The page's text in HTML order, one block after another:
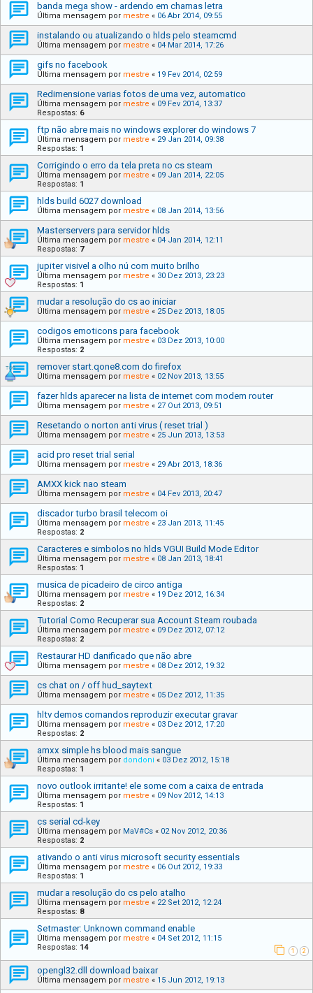
banda mega show - ardendo em chamas letra
Última mensagem por mestre « 06 Abr 2014, 09:55
instalando ou atualizando o hlds pelo steamcmd
Última mensagem por mestre « 04 Mar 2014, 17:26
gifs no facebook
Última mensagem por mestre « 19 Fev 2014, 02:59
Redimensione varias fotos de uma vez, automatico
Última mensagem por mestre « 09 Fev 2014, 13:37
Respostas: 6
ftp não abre mais no windows explorer do windows 7
Última mensagem por mestre « 29 Jan 2014, 09:38
Respostas: 1
Corrigindo o erro da tela preta no cs steam
Última mensagem por mestre « 09 Jan 2014, 22:05
Respostas: 1
hlds build 6027 download
Última mensagem por mestre « 08 Jan 2014, 13:56
Masterservers para servidor hlds
Última mensagem por mestre « 04 Jan 2014, 12:11
Respostas: 7
jupiter visivel a olho nú com muito brilho
Última mensagem por mestre « 30 Dez 2013, 23:23
Respostas: 1
mudar a resolução do cs ao iniciar
Última mensagem por mestre « 25 Dez 2013, 18:05
codigos emoticons para facebook
Última mensagem por mestre « 03 Dez 2013, 10:00
Respostas: 2
remover start.qone8.com do firefox
Última mensagem por mestre « 02 Nov 2013, 13:55
fazer hlds aparecer na lista de internet com modem router
Última mensagem por mestre « 27 Out 2013, 09:51
Resetando o norton anti virus ( reset trial )
Última mensagem por mestre « 25 Jun 2013, 13:53
acid pro reset trial serial
Última mensagem por mestre « 29 Abr 2013, 18:36
AMXX kick nao steam
Última mensagem por mestre « 04 Fev 2013, 20:47
discador turbo brasil telecom oi
Última mensagem por mestre « 23 Jan 2013, 11:45
Respostas: 2
Caracteres e simbolos no hlds VGUI Build Mode Editor
Última mensagem por mestre « 08 Jan 2013, 18:41
Respostas: 1
musica de picadeiro de circo antiga
Última mensagem por mestre « 19 Dez 2012, 16:34
Respostas: 2
Tutorial Como Recuperar sua Account Steam roubada
Última mensagem por mestre « 09 Dez 2012, 07:12
Respostas: 2
Restaurar HD danificado que não abre
Última mensagem por mestre « 08 Dez 2012, 19:32
cs chat on / off hud_saytext
Última mensagem por mestre « 05 Dez 2012, 11:35
hltv demos comandos reproduzir executar gravar
Última mensagem por mestre « 03 Dez 2012, 17:20
Respostas: 2
amxx simple hs blood mais sangue
Última mensagem por dondoni « 03 Dez 2012, 15:18
Respostas: 1
novo outlook irritante! ele some com a caixa de entrada
Última mensagem por mestre « 09 Nov 2012, 14:13
Respostas: 1
cs serial cd-key
Última mensagem por MaV#Cs « 02 Nov 2012, 20:36
Respostas: 2
ativando o anti virus microsoft security essentials
Última mensagem por mestre « 06 Out 2012, 19:33
Respostas: 1
mudar a resolução do cs pelo atalho
Última mensagem por mestre « 22 Set 2012, 12:24
Respostas: 8
Setmaster: Unknown command enable
Última mensagem por mestre « 04 Set 2012, 11:15
Respostas: 14 1 2
opengl32.dll download baixar
Última mensagem por mestre « 15 Jun 2012, 19:13